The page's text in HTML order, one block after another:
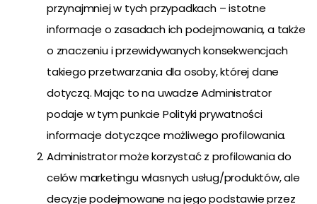
przynajmniej w tych przypadkach – istotne
informacje o zasadach ich podejmowania, a także
o znaczeniu i przewidywanych konsekwencjach
takiego przetwarzania dla osoby, której dane
dotyczą. Mając to na uwadze Administrator
podaje w tym punkcie Polityki prywatności
informacje dotyczące możliwego profilowania.
Administrator może korzystać z profilowania do
celów marketingu własnych usług/produktów, ale
decyzje podejmowane na jego podstawie przez